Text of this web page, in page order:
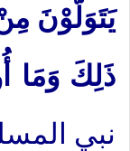
يَتَوَلَّوْنَ
ذَلِكَ وَمَا
نبي